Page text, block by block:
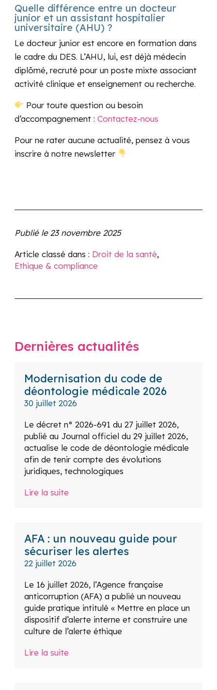
Quelle différence entre un docteur
junior et un assistant hospitalier
universitaire (AHU) ?
Le docteur junior est encore en formation dans
le cadre du DES. L’AHU, lui, est déjà médecin
diplômé, recruté pour un poste mixte associant
activité clinique et enseignement ou recherche.
Pour toute question ou besoin
d’accompagnement : Contactez-nous
Pour ne rater aucune actualité, pensez à vous
inscrire à notre newsletter
Publié le 23 novembre 2025
Article classé dans : Droit de la santé,
Ethique & compliance
Dernières actualités
Modernisation du code de
déontologie médicale 2026
30 juillet 2026
Le décret n° 2026-691 du 27 juillet 2026,
publié au Journal officiel du 29 juillet 2026,
actualise le code de déontologie médicale
afin de tenir compte des évolutions
juridiques, technologiques
Lire la suite
AFA : un nouveau guide pour
sécuriser les alertes
22 juillet 2026
Le 16 juillet 2026, l’Agence française
anticorruption (AFA) a publié un nouveau
guide pratique intitulé « Mettre en place un
dispositif d’alerte interne et construire une
culture de l’alerte éthique
Lire la suite